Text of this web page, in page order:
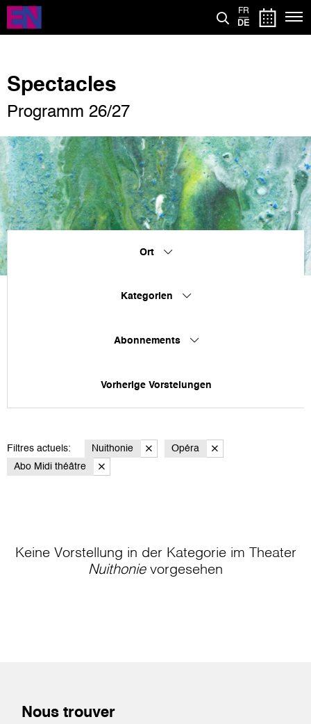
Direkt
zum
Inhalt
FR
DE
Spectacles
Programm 26/27
Ort
Kategorien
Abonnements
Vorherige Vorstelungen
Filtres actuels: Nuithonie
Opéra
Abo Midi théâtre
Keine Vorstellung in der Kategorie im Theater
Nuithonievorgesehen
Nous trouver